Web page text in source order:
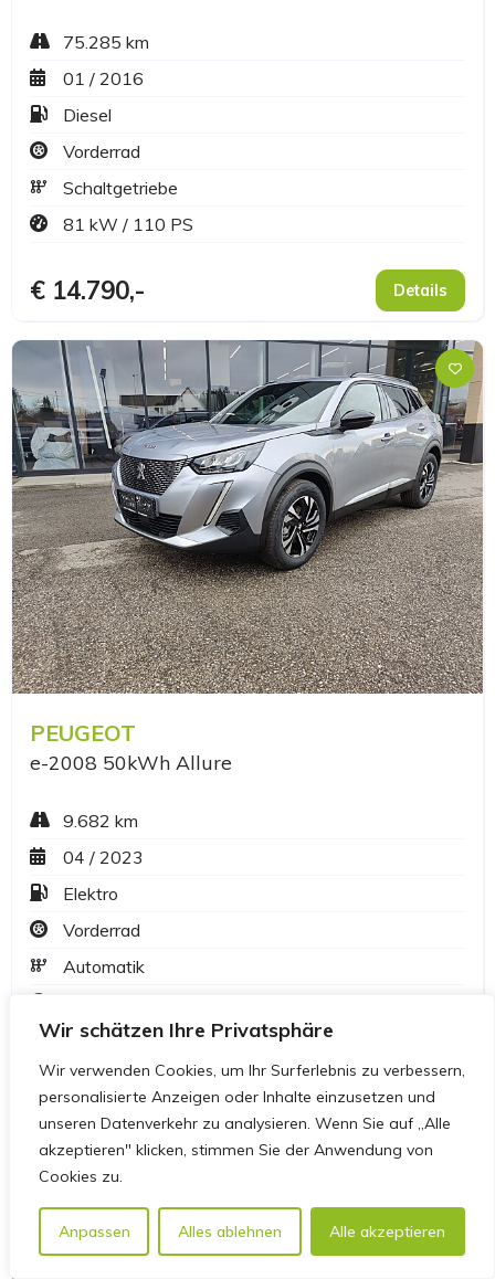
Wir schätzen Ihre Privatsphäre
Wir verwenden Cookies, um Ihr Surferlebnis zu verbessern,
personalisierte Anzeigen oder Inhalte einzusetzen und
unseren Datenverkehr zu analysieren. Wenn Sie auf „Alle
akzeptieren" klicken, stimmen Sie der Anwendung von
Cookies zu.
Anpassen Alles ablehnen Alle akzeptieren